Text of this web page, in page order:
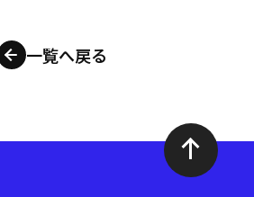
一覧へ戻る